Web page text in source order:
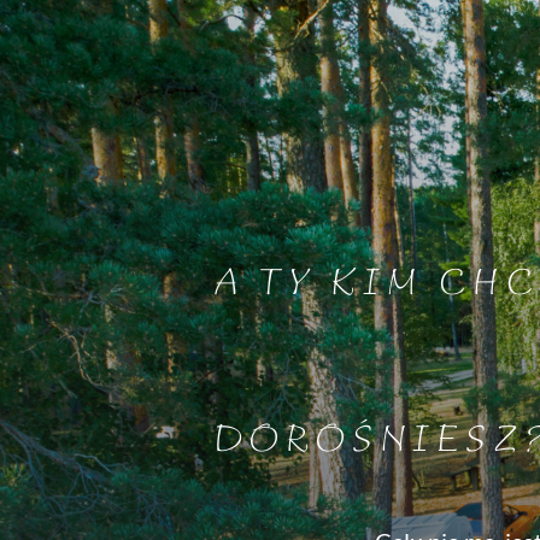
A TY KIM